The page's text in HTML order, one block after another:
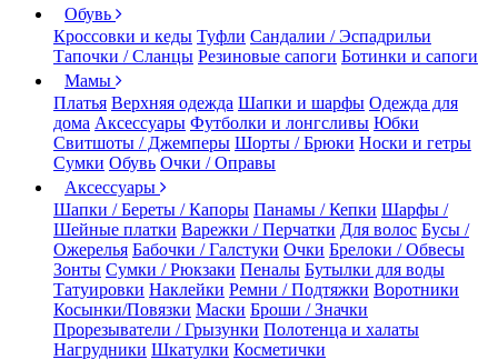
Обувь
Кроссовки и кеды Туфли Сандалии / Эспадрильи
Тапочки / Сланцы Резиновые сапоги Ботинки и сапоги
Мамы
Платья Верхняя одежда Шапки и шарфы Одежда для
дома Аксессуары Футболки и лонгсливы Юбки
Свитшоты / Джемперы Шорты / Брюки Носки и гетры
Сумки Обувь Очки / Оправы
Аксессуары
Шапки / Береты / Капоры Панамы / Кепки Шарфы /
Шейные платки Варежки / Перчатки Для волос Бусы /
Ожерелья Бабочки / Галстуки Очки Брелоки / Обвесы
Зонты Сумки / Рюкзаки Пеналы Бутылки для воды
Татуировки Наклейки Ремни / Подтяжки Воротники
Косынки/Повязки Маски Броши / Значки
Прорезыватели / Грызунки Полотенца и халаты
Нагрудники Шкатулки Косметички